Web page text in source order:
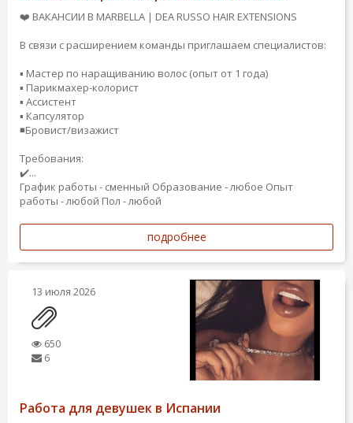
❤️ ВАКАНСИИ В MARBELLA | DEA RUSSO HAIR EXTENSIONS
В связи с расширением команды приглашаем специалистов:
▪️ Мастер по наращиванию волос (опыт от 1 года)
▪️ Парикмахер-колорист
▪️ Ассистент
▪️ Капсулятор
◾️Бровист/визажист
Требования:
✔️...
График работы - сменный Образование - любое Опыт
работы - любой Пол - любой
подробнее
13 июля 2026
650
6
Работа для девушек в Испании